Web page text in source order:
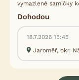
vymazlené samičky
Dohodou
18.7.2026 15:45
Jaroměř, okr.